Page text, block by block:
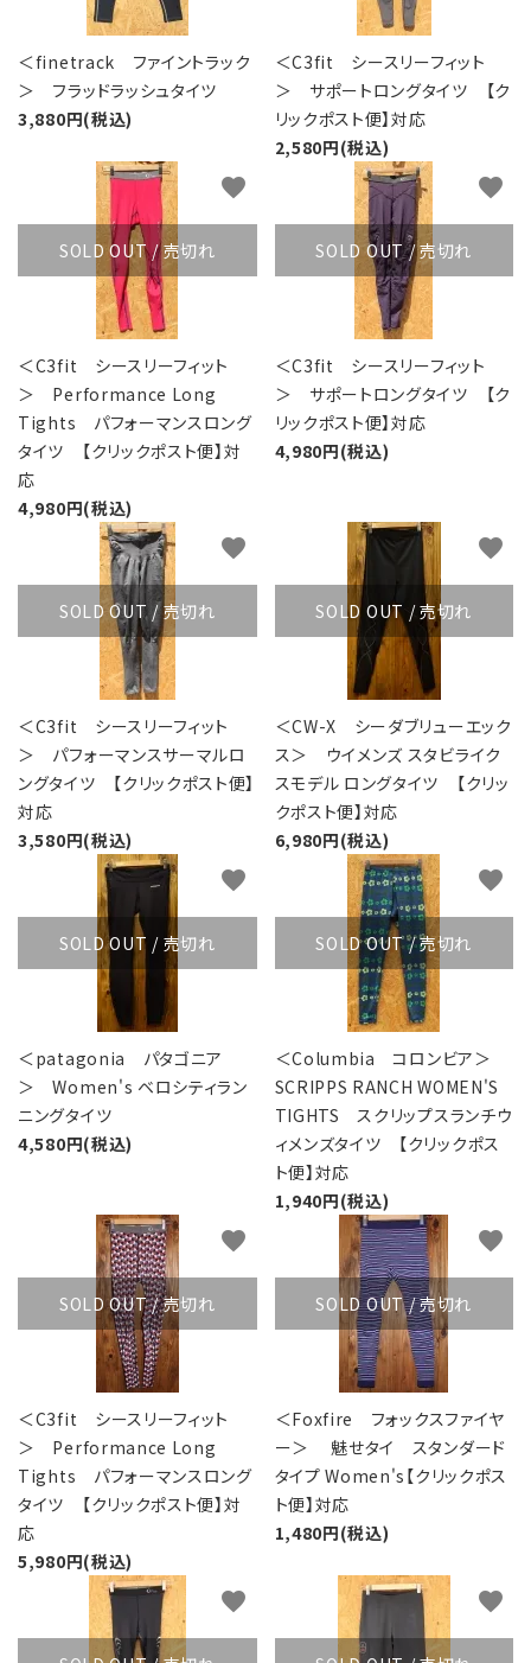
＜finetrack ファイントラック
＞ フラッドラッシュタイツ
3,880円(税込)
＜C3fit シースリーフィット
＞ サポートロングタイツ 【ク
リックポスト便】対応
2,580円(税込)
SOLD OUT / 売切れ
＜C3fit シースリーフィット
＞ Performance Long
Tights パフォーマンスロング
タイツ 【クリックポスト便】対
応
4,980円(税込)
favorite
SOLD OUT / 売切れ
＜C3fit シースリーフィット
＞ サポートロングタイツ 【ク
リックポスト便】対応
4,980円(税込)
favorite
SOLD OUT / 売切れ
＜C3fit シースリーフィット
＞ パフォーマンスサーマルロ
ングタイツ 【クリックポスト便】
対応
3,580円(税込)
favorite
SOLD OUT / 売切れ
＜CW-X シーダブリューエック
ス＞ ウイメンズ スタビライク
スモデル ロングタイツ 【クリッ
クポスト便】対応
6,980円(税込)
favorite
SOLD OUT / 売切れ
＜patagonia パタゴニア
＞ Women's ベロシティラン
ニングタイツ
4,580円(税込)
favorite
SOLD OUT / 売切れ
＜Columbia コロンビア＞
SCRIPPS RANCH WOMEN'S
TIGHTS スクリップスランチウ
ィメンズタイツ 【クリックポス
ト便】対応
1,940円(税込)
favorite
SOLD OUT / 売切れ
＜C3fit シースリーフィット
＞ Performance Long
Tights パフォーマンスロング
タイツ 【クリックポスト便】対
応
5,980円(税込)
favorite
SOLD OUT / 売切れ
＜Foxfire フォックスファイヤ
ー＞ 魅せタイ スタンダード
タイプ Women's【クリックポス
ト便】対応
1,480円(税込)
favorite
favorite favorite